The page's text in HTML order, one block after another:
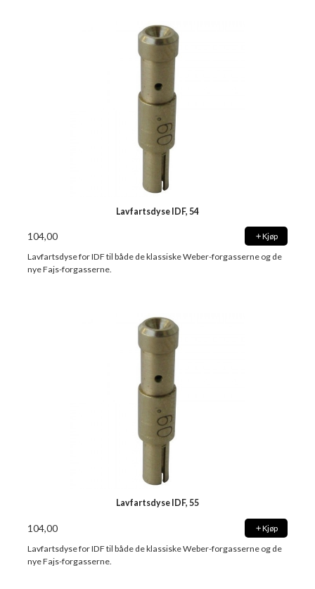
Lavfartsdyse IDF, 54
104,00 Kjøp
Lavfartsdyse for IDF til både de klassiske Weber-forgasserne og de
nye Fajs-forgasserne.
Lavfartsdyse IDF, 55
104,00 Kjøp
Lavfartsdyse for IDF til både de klassiske Weber-forgasserne og de
nye Fajs-forgasserne.